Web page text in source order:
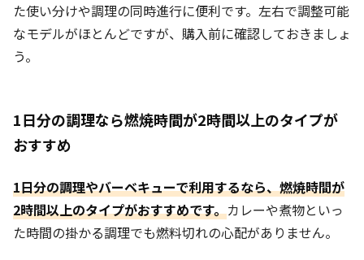
た使い分けや調理の同時進行に便利です。左右で調整可能
なモデルがほとんどですが、購入前に確認しておきましょ
う。
1日分の調理なら燃焼時間が2時間以上のタイプが
おすすめ
1日分の調理やバーベキューで利用するなら、燃焼時間が
2時間以上のタイプがおすすめです。カレーや煮物といっ
た時間の掛かる調理でも燃料切れの心配がありません。